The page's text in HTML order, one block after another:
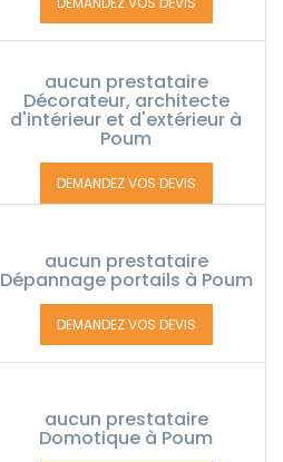
aucun prestataire
Décorateur, architecte
d'intérieur et d'extérieur à
Poum
DEMANDEZ VOS DEVIS
aucun prestataire
Dépannage portails à Poum
DEMANDEZ VOS DEVIS
aucun prestataire
Domotique à Poum